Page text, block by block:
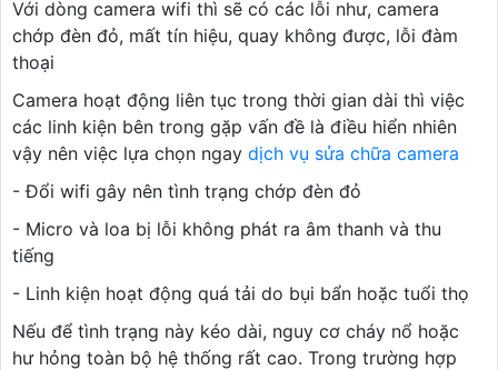
Với dòng camera wifi thì sẽ có các lỗi như, camera
chớp đèn đỏ, mất tín hiệu, quay không được, lỗi đàm
thoại
Camera hoạt động liên tục trong thời gian dài thì việc
các linh kiện bên trong gặp vấn đề là điều hiển nhiên
vậy nên việc lựa chọn ngay dịch vụ sửa chữa camera
- Đổi wifi gây nên tình trạng chớp đèn đỏ
- Micro và loa bị lỗi không phát ra âm thanh và thu
tiếng
- Linh kiện hoạt động quá tải do bụi bẩn hoặc tuổi thọ
Nếu để tình trạng này kéo dài, nguy cơ cháy nổ hoặc
hư hỏng toàn bộ hệ thống rất cao. Trong trường hợp